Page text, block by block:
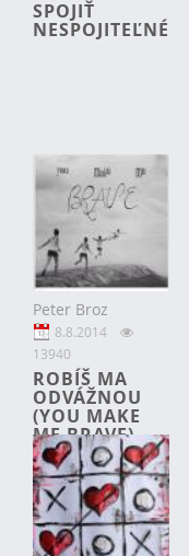
SPOJIŤ
NESPOJITEĽNÉ
Peter Broz
8.8.2014
13940
ROBÍŠ MA
ODVÁŽNOU
(YOU MAKE
ME BRAVE)